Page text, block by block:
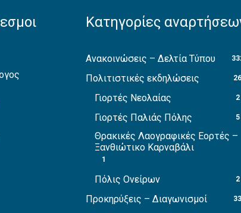
Κατηγορίες
Ανακοινώσεις – Δελτία Τύπου
Πολιτιστικές εκδηλώσεις 26
Γιορτές Νεολαίας 2
Γιορτές Παλιάς Πόλης 5
Θρακικές Λαογραφικές Εορτές –
Ξανθιώτικο Καρναβάλι
1
Πόλις Ονείρων 2
Προκηρύξεις – Διαγωνισμοί 33